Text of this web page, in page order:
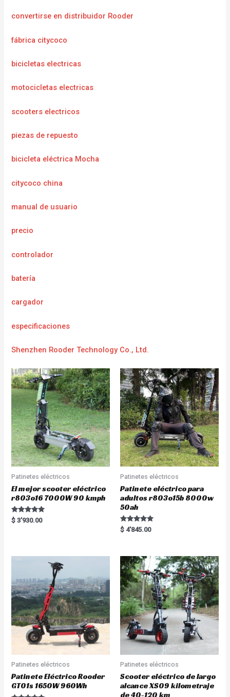
convertirse en distribuidor Rooder
fábrica citycoco
bicicletas electricas
motocicletas electricas
scooters electricos
piezas de repuesto
bicicleta eléctrica Mocha
citycoco china
manual de usuario
precio
controlador
batería
cargador
especificaciones
Shenzhen Rooder Technology Co., Ltd.
Patinetes eléctricos
El mejor scooter eléctrico
r803o16 7000W 90 kmph
Rated
5.00
$ 3'930.00
Patinetes eléctricos
Patinete eléctrico para
adultos r803o15b 8000w
50ah
Rated
5.00
$ 4'845.00
Patinetes eléctricos
Patinete Eléctrico Rooder
GT01s 1650W 960Wh
Patinetes eléctricos
Scooter eléctrico de largo
alcance XS09 kilometraje
de 40-120 km